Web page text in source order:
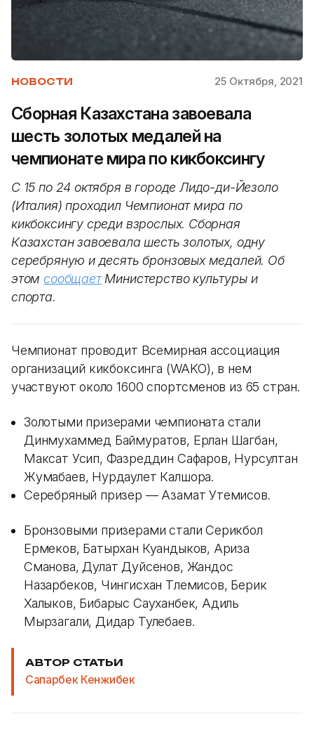
НОВОСТИ 25 Октября, 2021
Сборная Казахстана завоевала
шесть золотых медалей на
чемпионате мира по кикбоксингу
С 15 по 24 октября в городе Лидо-ди-Йезоло
(Италия) проходил Чемпионат мира по
кикбоксингу среди взрослых. Сборная
Казахстан завоевала шесть золотых, одну
серебряную и десять бронзовых медалей. Об
этомсообщаетМинистерство культуры и
спорта.
Чемпионат проводит Всемирная ассоциация
организаций кикбоксинга (WAKO), в нем
участвуют около 1600 спортсменов из 65 стран.
Золотыми призерами чемпионата стали
Динмухаммед Баймуратов, Ерлан Шагбан,
Максат Усип, Фазреддин Сафаров, Нурсултан
Жумабаев, Нурдаулет Калшора.
Серебряный призер — Азамат Утемисов.
Бронзовыми призерами стали Серикбол
Ермеков, Батырхан Куандыков, Ариза
Сманова, Дулат Дуйсенов, Жандос
Назарбеков, Чингисхан Тлемисов, Берик
Халыков, Бибарыс Сауханбек, Адиль
Мырзагали, Дидар Тулебаев.
АВТОР СТАТЬИ
Сапарбек Кенжибек